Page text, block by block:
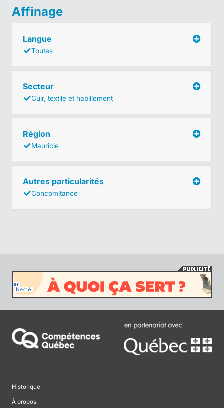
Affinage
Langue
Toutes
Secteur
Cuir, textile et habillement
Région
Mauricie
Autres particularités
Concomitance
Historique
À propos